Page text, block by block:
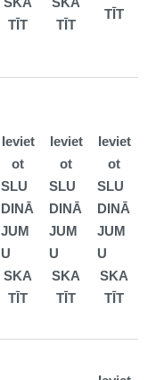
TĪT
TĪT
TĪT
Ieviet
ot
SLU
DINĀ
JUM
U
SKA
TĪT
Ieviet
ot
SLU
DINĀ
JUM
U
SKA
TĪT
Ieviet
ot
SLU
DINĀ
JUM
U
SKA
TĪT